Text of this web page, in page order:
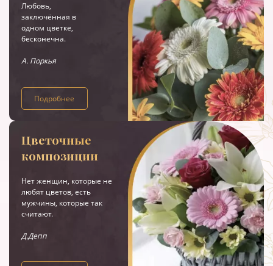
Любовь,
заключённая в
одном цветке,
бесконечна.
А. Поркья
Подробнее
Цветочные
композиции
Нет женщин, которые не
любят цветов, есть
мужчины, которые так
считают.
Д.Депп